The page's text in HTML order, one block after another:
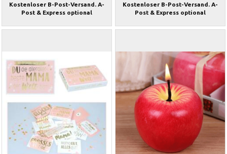
Kostenloser B-Post-Versand. A-
Post & Express optional
Kostenloser B-Post-Versand. A-
Post & Express optional